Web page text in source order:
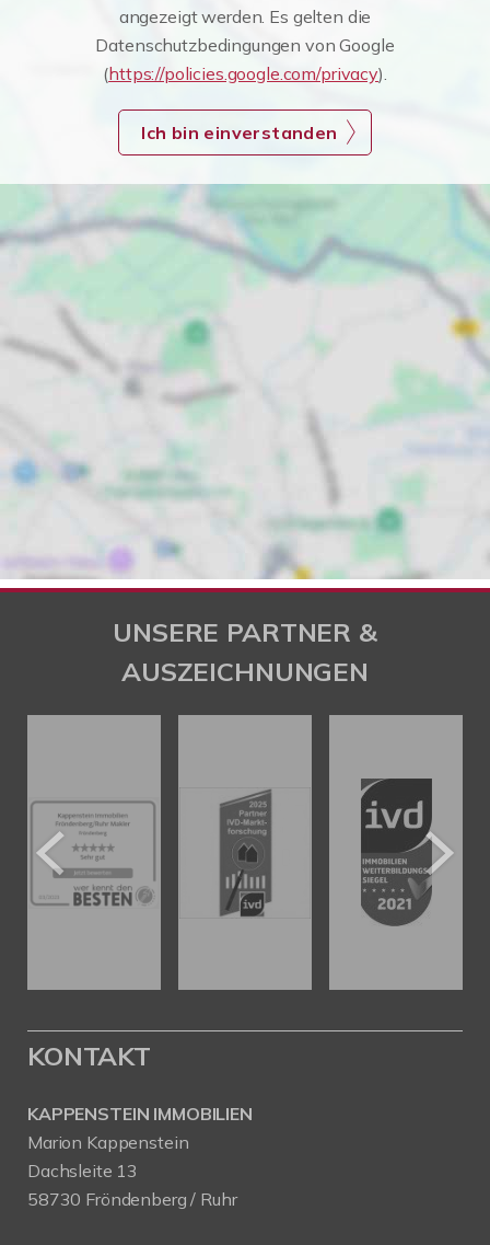
angezeigt werden. Es gelten die
Datenschutzbedingungen von Google
(https://policies.google.com/privacy).
Ich bin einverstanden
UNSERE PARTNER &
AUSZEICHNUNGEN
KONTAKT
KAPPENSTEIN IMMOBILIEN
Marion Kappenstein
Dachsleite 13
58730 Fröndenberg / Ruhr